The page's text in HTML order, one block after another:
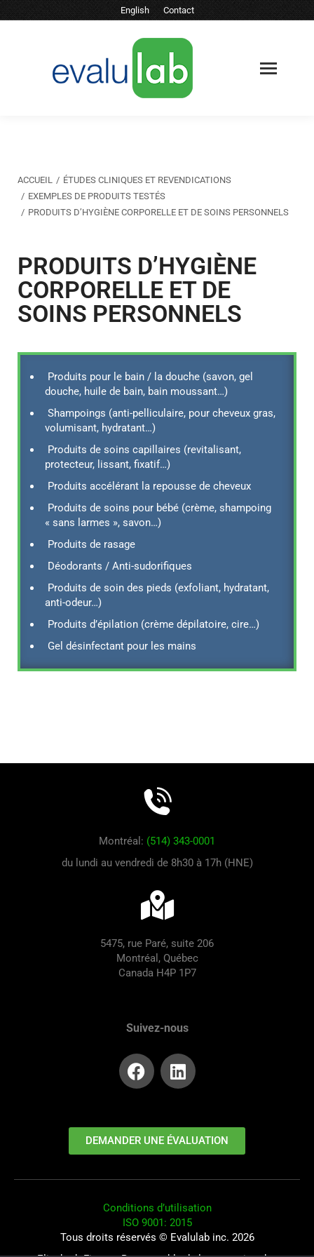
English Contact
Vous êtes ici :
ACCUEIL
ÉTUDES CLINIQUES ET REVENDICATIONS
EXEMPLES DE PRODUITS TESTÉS
PRODUITS D’HYGIÈNE CORPORELLE ET DE SOINS PERSONNELS
PRODUITS D’HYGIÈNE
CORPORELLE ET DE
SOINS PERSONNELS
Produits pour le bain / la douche (savon, gel
douche, huile de bain, bain moussant…)
Shampoings (anti-pelliculaire, pour cheveux gras,
volumisant, hydratant…)
Produits de soins capillaires (revitalisant,
protecteur, lissant, fixatif…)
Produits accélérant la repousse de cheveux
Produits de soins pour bébé (crème, shampoing
« sans larmes », savon…)
Produits de rasage
Déodorants / Anti-sudorifiques
Produits de soin des pieds (exfoliant, hydratant,
anti-odeur…)
Produits d’épilation (crème dépilatoire, cire…)
Gel désinfectant pour les mains
Montréal: (514) 343-0001
du lundi au vendredi de 8h30 à 17h (HNE)
5475, rue Paré, suite 206
Montréal, Québec
Canada H4P 1P7
Suivez-nous
DEMANDER UNE ÉVALUATION
Conditions d’utilisation
ISO 9001: 2015
Tous droits réservés © Evalulab inc. 2026